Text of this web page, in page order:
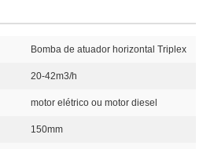
Bomba de atuador horizontal Triplex
20-42m3/h
motor elétrico ou motor diesel
150mm